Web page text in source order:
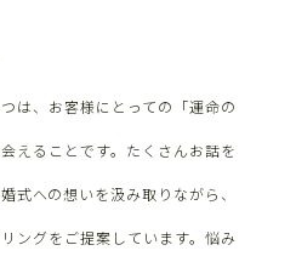
は、お客様にとっての「運命の
えることです。たくさんお話を
式への想いを汲み取りながら、
ングをご提案しています。悩み